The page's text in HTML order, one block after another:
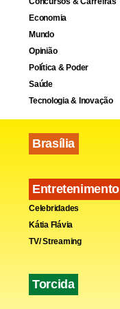
Economia
Mundo
Opinião
Política & Poder
Saúde
Tecnologia & Inovação
Brasília
Entretenimento
Celebridades
Kátia Flávia
TV/ Streaming
Torcida